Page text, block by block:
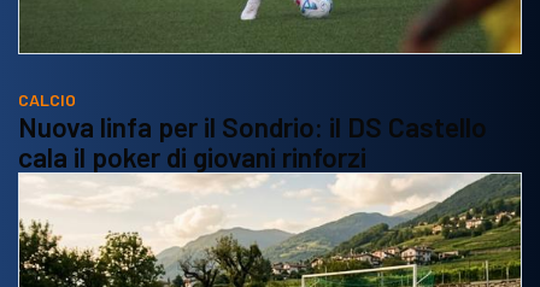
CALCIO
Nuova linfa per il Sondrio: il DS Castello
cala il poker di giovani rinforzi